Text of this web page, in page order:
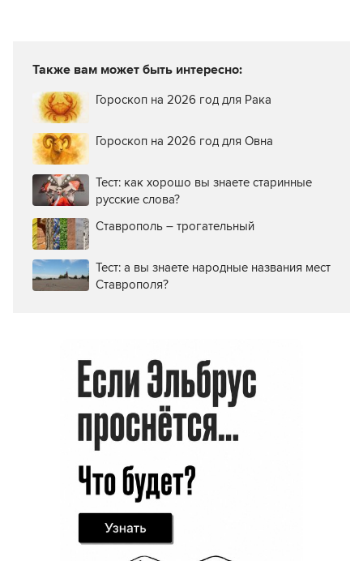
Также вам может быть интересно:
Гороскоп на 2026 год для Рака
Гороскоп на 2026 год для Овна
Тест: как хорошо вы знаете старинные
русские слова?
Ставрополь – трогательный
Тест: а вы знаете народные названия мест
Ставрополя?